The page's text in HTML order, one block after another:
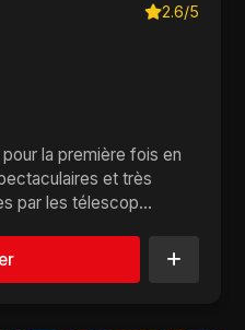
2.6/5
la première fois en
et très
par les télescop...